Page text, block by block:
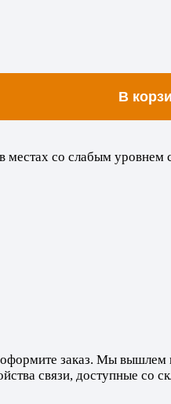
В
со слабым уровнем
заказ. Мы вышлем
связи, доступные со